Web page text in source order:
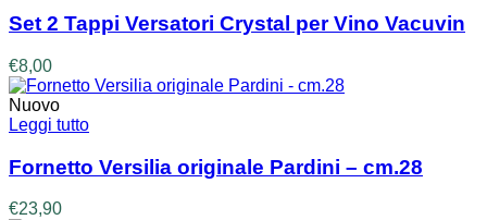
pagina
a
€390,00
Set 2 Tappi Versatori Crystal per Vino Vacuvin
€8,00
Nuovo
Leggi tutto
Fornetto Versilia originale Pardini – cm.28
€23,90